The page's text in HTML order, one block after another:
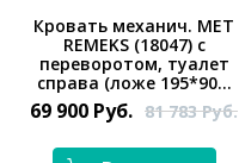
*}
Кровать механич. МЕТ
REMEKS (18047) с
переворотом, туалет
справа (ложе 195*90...
69 900 Руб. 81 783Руб.